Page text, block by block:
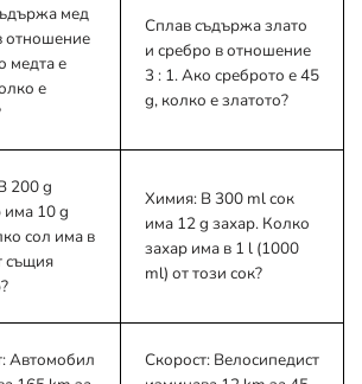
мед
отношение
медта е
е
Сплав съдържа злато
и сребро в отношение
3 : 1. Ако среброто е 45
g, колко е златото?
200 g
има 10 g
сол има в
същия
Химия: В 300 ml сок
има 12 g захар. Колко
захар има в 1 l (1000
ml) от този сок?
Автомобил
Скорост: Велосипедист